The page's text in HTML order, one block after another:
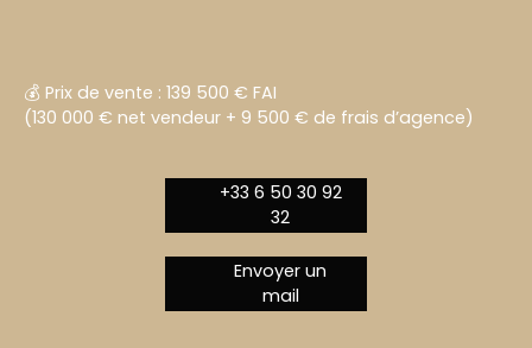
💰 Prix de vente : 139 500 € FAI
(130 000 € net vendeur + 9 500 € de frais d’agence)
+33 6 50 30 92
32
Envoyer un
mail